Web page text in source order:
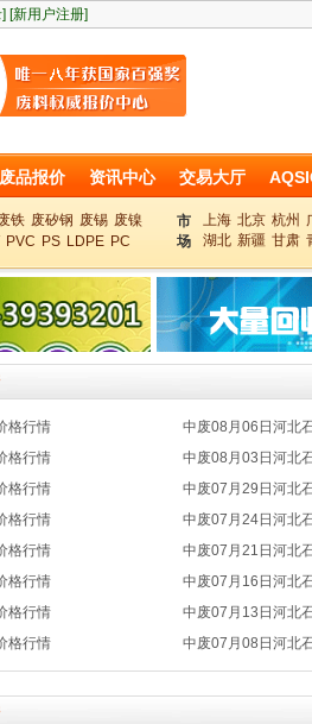
[新用户注册]
废品报价 资讯中心 交易大厅
铁 废矽钢 废锡 废镍
PVC PS LDPE PC
市
场
上海 北京 杭州
湖北 新疆 甘肃
格行情
中废08月06日河北
格行情
中废08月03日河北
格行情
中废07月29日河北
格行情
中废07月24日河北
格行情
中废07月21日河北
格行情
中废07月16日河北
格行情
中废07月13日河北
格行情
中废07月08日河北